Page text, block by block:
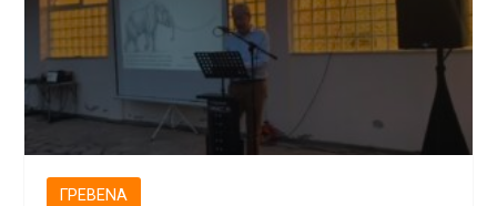
ΓΡΕΒΕΝΆ